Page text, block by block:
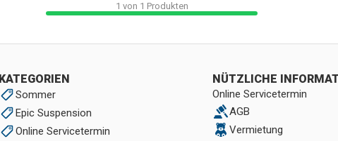
1 von 1 Produkten
KATEGORIEN
Sommer
Epic Suspension
Online Servicetermin
NÜTZLICHE
Online Servicetermin
AGB
Vermietung